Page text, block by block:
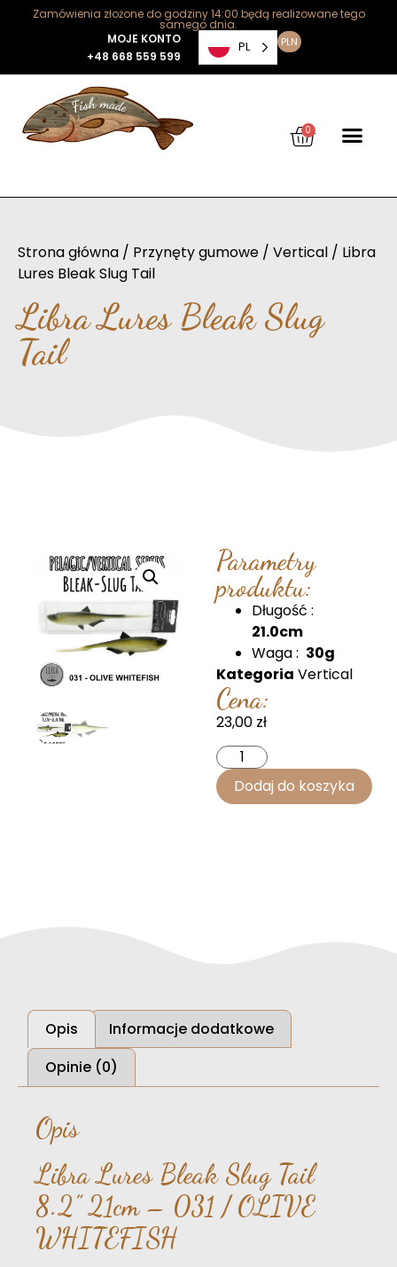
Zamówienia złożone do godziny 14:00 będą realizowane tego
samego dnia.
MOJE KONTO
+48 668 559 599
PL PLN
0
Strona główna / Przynęty gumowe / Vertical / Libra
Lures Bleak Slug Tail
Libra Lures Bleak Slug
Tail
Parametry
produktu:
Długość :
21.0cm
Waga : 30g
Kategoria Vertical
Cena:
23,00 zł
Dodaj do koszyka
Opis
Informacje dodatkowe
Opinie (0)
Opis
Libra Lures Bleak Slug Tail
8.2” 21cm – 031 / OLIVE
WHITEFISH